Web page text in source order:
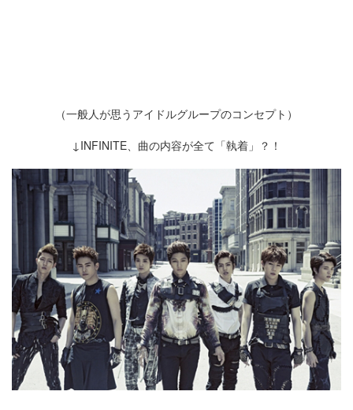
（一般人が思うアイドルグループのコンセプト）
↓INFINITE、曲の内容が全て「執着」？！